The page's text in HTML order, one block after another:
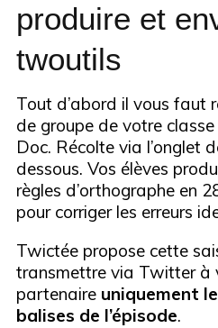
produire et
twoutils
Tout d’abord il vous faut
de groupe de votre
Doc. Récolte via l’onglet
dessous. Vos élèves
règles d’orthographe en
pour corriger les erreurs
Twictée propose cette
transmettre via Twitter à
partenaire uniquement
balises de l’épisode.